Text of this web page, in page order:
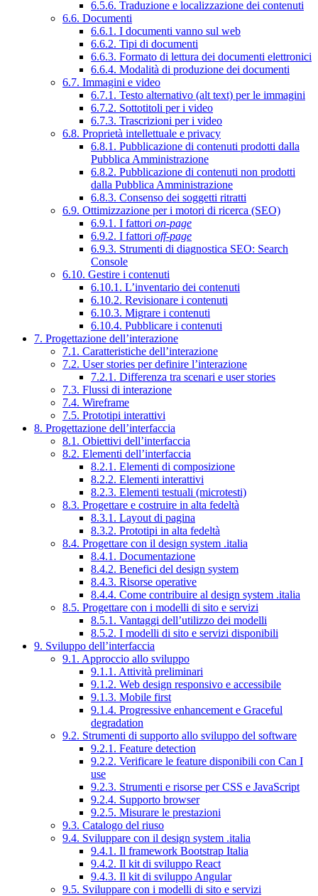
6.5.6. Traduzione e localizzazione dei contenuti
6.6. Documenti
6.6.1. I documenti vanno sul web
6.6.2. Tipi di documenti
6.6.3. Formato di lettura dei documenti elettronici
6.6.4. Modalità di produzione dei documenti
6.7. Immagini e video
6.7.1. Testo alternativo (alt text) per le immagini
6.7.2. Sottotitoli per i video
6.7.3. Trascrizioni per i video
6.8. Proprietà intellettuale e privacy
6.8.1. Pubblicazione di contenuti prodotti dalla
Pubblica Amministrazione
6.8.2. Pubblicazione di contenuti non prodotti
dalla Pubblica Amministrazione
6.8.3. Consenso dei soggetti ritratti
6.9. Ottimizzazione per i motori di ricerca (SEO)
6.9.1. I fattori on-page
6.9.2. I fattori off-page
6.9.3. Strumenti di diagnostica SEO: Search
Console
6.10. Gestire i contenuti
6.10.1. L’inventario dei contenuti
6.10.2. Revisionare i contenuti
6.10.3. Migrare i contenuti
6.10.4. Pubblicare i contenuti
7. Progettazione dell’interazione
7.1. Caratteristiche dell’interazione
7.2. User stories per definire l’interazione
7.2.1. Differenza tra scenari e user stories
7.3. Flussi di interazione
7.4. Wireframe
7.5. Prototipi interattivi
8. Progettazione dell’interfaccia
8.1. Obiettivi dell’interfaccia
8.2. Elementi dell’interfaccia
8.2.1. Elementi di composizione
8.2.2. Elementi interattivi
8.2.3. Elementi testuali (microtesti)
8.3. Progettare e costruire in alta fedeltà
8.3.1. Layout di pagina
8.3.2. Prototipi in alta fedeltà
8.4. Progettare con il design system .italia
8.4.1. Documentazione
8.4.2. Benefici del design system
8.4.3. Risorse operative
8.4.4. Come contribuire al design system .italia
8.5. Progettare con i modelli di sito e servizi
8.5.1. Vantaggi dell’utilizzo dei modelli
8.5.2. I modelli di sito e servizi disponibili
9. Sviluppo dell’interfaccia
9.1. Approccio allo sviluppo
9.1.1. Attività preliminari
9.1.2. Web design responsivo e accessibile
9.1.3. Mobile first
9.1.4. Progressive enhancement e Graceful
degradation
9.2. Strumenti di supporto allo sviluppo del software
9.2.1. Feature detection
9.2.2. Verificare le feature disponibili con Can I
use
9.2.3. Strumenti e risorse per CSS e JavaScript
9.2.4. Supporto browser
9.2.5. Misurare le prestazioni
9.3. Catalogo del riuso
9.4. Sviluppare con il design system .italia
9.4.1. Il framework Bootstrap Italia
9.4.2. Il kit di sviluppo React
9.4.3. Il kit di sviluppo Angular
9.5. Sviluppare con i modelli di sito e servizi